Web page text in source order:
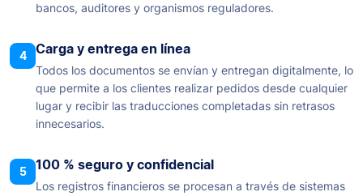
bancos, auditores y organismos reguladores.
4 Carga y entrega en línea
Todos los documentos se envían y entregan digitalmente, lo
que permite a los clientes realizar pedidos desde cualquier
lugar y recibir las traducciones completadas sin retrasos
innecesarios.
5 100 % seguro y confidencial
Los registros financieros se procesan a través de sistemas